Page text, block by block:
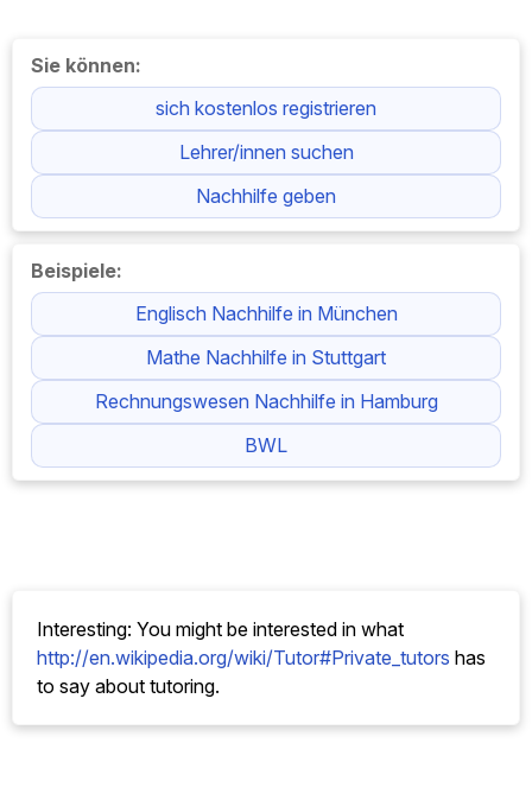
Sie können:
sich kostenlos registrieren
Lehrer/innen suchen
Nachhilfe geben
Beispiele:
Englisch Nachhilfe in München
Mathe Nachhilfe in Stuttgart
Rechnungswesen Nachhilfe in Hamburg
BWL
Interesting: You might be interested in what
http://en.wikipedia.org/wiki/Tutor#Private_tutors has
to say about tutoring.